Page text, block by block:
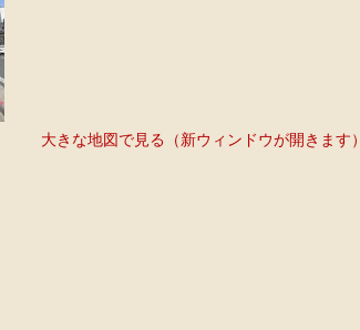
大きな地図で見る（新ウィンドウが開きます）